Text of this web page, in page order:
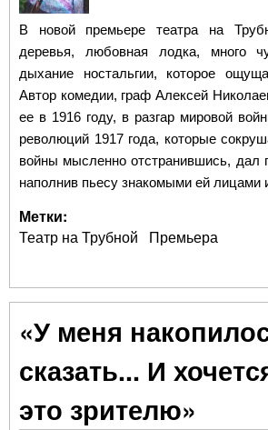
В новой премьере театра на
деревья, любовная лодка, много
дыхание ностальгии, которое
Автор комедии, граф Алексей
ее в 1916 году, в разгар мировой
революций 1917 года, которые
войны мысленно отстранившись, дал
наполнив пьесу знакомыми ей лицами
Метки:
Театр на Трубной
Премьера
«У меня
сказать... И
это зрителю»